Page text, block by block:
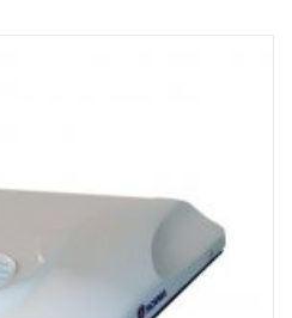
scania.dirna.com/